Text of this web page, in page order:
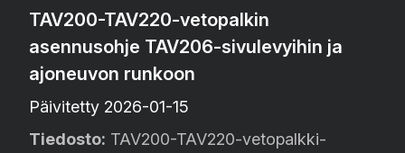
TAV200-TAV220-vetopalkin
asennusohje TAV206-sivulevyihin ja
ajoneuvon runkoon
Päivitetty 2026-01-15
Tiedosto: TAV200-TAV220-vetopalkki-